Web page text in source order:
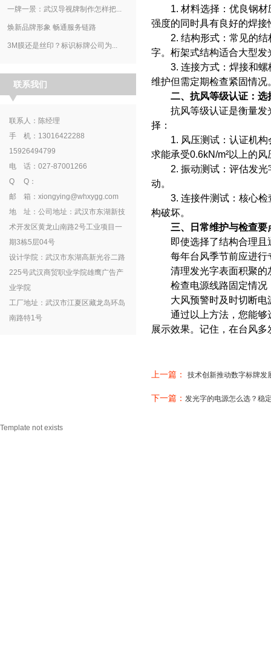
1. 材料选择：优良钢材
强度的同时具有良好的焊接
2. 结构形式：常见的结
字。桁架式结构适合大型
3. 连接方式：焊接和螺
维护但需定期检查紧固情况
二、抗风等级认证：选
抗风等级认证是衡量发光
择：
1. 风压测试：认证机构
求能承受0.6kN/m²以上的风
2. 振动测试：评估发光
动。
3. 连接件测试：核心检
构破坏。
三、日常维护与检查要
即使选择了结构合理且
每年台风季节前应进行
清理发光字表面积聚的
检查电源线路固定情况
大风预警时及时切断电
通过以上方法，您能够选
展示效果。记住，在台风
上一篇： 技术创新推动数字标牌发
下一篇： 发光字的电源怎么选？稳
一牌一景：武汉导视牌制作怎样把...
焕新品牌形象 畅通服务链路
3M膜还是丝印？标识标牌公司为...
联系我们
联系人：陈经理
手 机：13016422288
15926494799
电 话：027-87001266
Q Q：
邮 箱：xiongying@whxygg.com
地 址：公司地址：武汉市东湖新技
术开发区黄龙山南路2号工业项目一
期3栋5层04号
设计学院：武汉市东湖高新光谷二路
225号武汉商贸职业学院雄鹰广告产
业学院
工厂地址：武汉市江夏区藏龙岛环岛
南路特1号
Template not exists